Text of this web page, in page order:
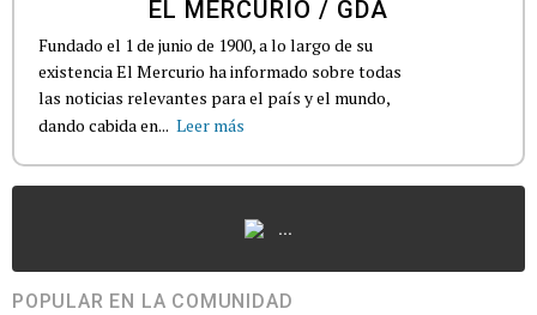
EL MERCURIO / GDA
Fundado el 1 de junio de 1900, a lo largo de su
existencia El Mercurio ha informado sobre todas
las noticias relevantes para el país y el mundo,
dando cabida en... Leer más
...
POPULAR EN LA COMUNIDAD